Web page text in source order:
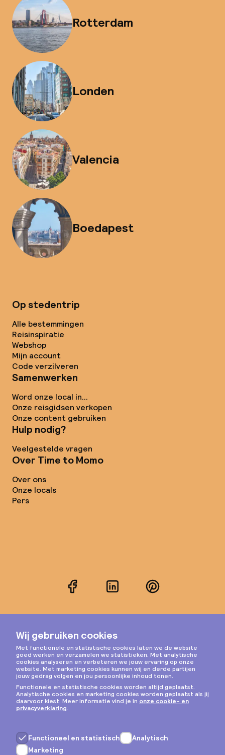
Rotterdam
Londen
Valencia
Boedapest
Op stedentrip
Alle bestemmingen
Reisinspiratie
Webshop
Mijn account
Code verzilveren
Samenwerken
Word onze local in...
Onze reisgidsen verkopen
Onze content gebruiken
Hulp nodig?
Veelgestelde vragen
Over Time to Momo
Over ons
Onze locals
Pers
FacebookLinkedInPinterest
Instagram
Privacy & cookies
Algemene voorwaarden